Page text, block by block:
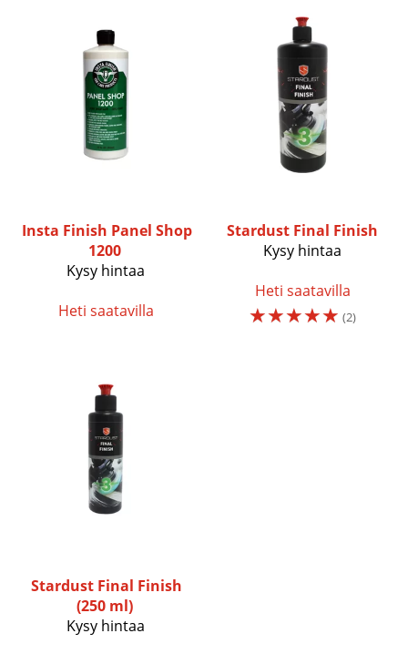
Insta Finish Panel Shop
1200
Kysy hintaa
Heti saatavilla
Stardust Final Finish
Kysy hintaa
Heti saatavilla
☆☆☆☆☆ (2)
Stardust Final Finish
(250 ml)
Kysy hintaa